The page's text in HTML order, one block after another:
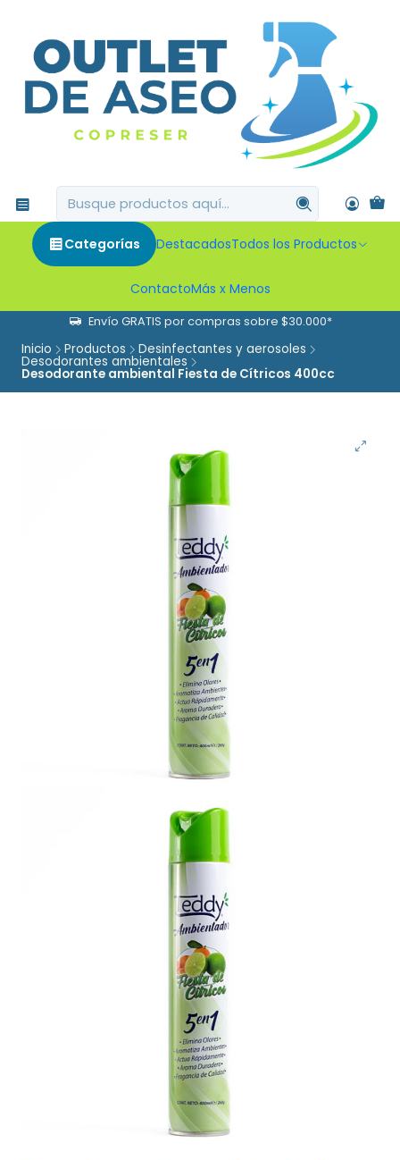
Categorías DestacadosTodos los Productos
ContactoMás x Menos
Envío GRATIS por compras sobre $30.000*
Inicio Productos Desinfectantes y aerosoles
Desodorantes ambientales
Desodorante ambiental Fiesta de Cítricos 400cc